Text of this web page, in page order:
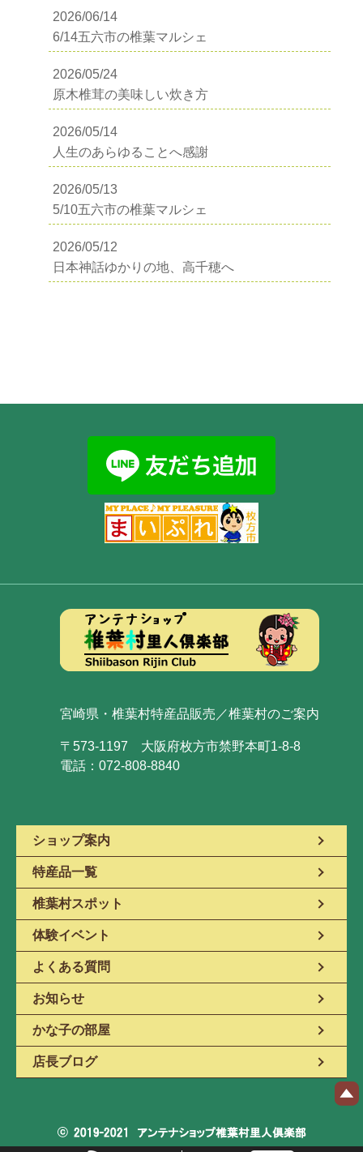
2026/06/14
6/14五六市の椎葉マルシェ
2026/05/24
原木椎茸の美味しい炊き方
2026/05/14
人生のあらゆることへ感謝
2026/05/13
5/10五六市の椎葉マルシェ
2026/05/12
日本神話ゆかりの地、高千穂へ
宮崎県・椎葉村特産品販売／椎葉村のご案内
〒573-1197 大阪府枚方市禁野本町1-8-8
電話：072-808-8840
ショップ案内
特産品一覧
椎葉村スポット
体験イベント
よくある質問
お知らせ
かな子の部屋
店長ブログ